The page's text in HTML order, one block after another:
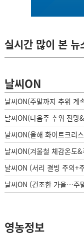
실시간 많이 본 뉴
날씨ON
날씨ON(주말까지 추위
날씨ON(다음주 추위 전망
날씨ON(올해 화이트크리
날씨ON(겨울철 체감온도
날씨ON (서리 결빙 주의+
날씨ON (건조한 가을…주
영농정보